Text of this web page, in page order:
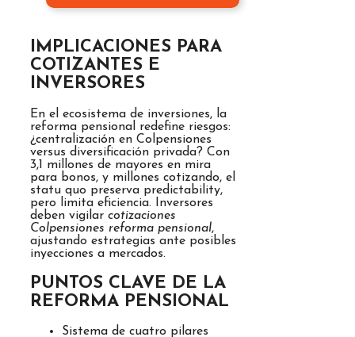
IMPLICACIONES PARA
COTIZANTES E
INVERSORES
En el ecosistema de inversiones, la
reforma pensional redefine riesgos:
¿centralización en Colpensiones
versus diversificación privada? Con
3,1 millones de mayores en mira
para bonos, y millones cotizando, el
statu quo preserva predictability,
pero limita eficiencia. Inversores
deben vigilar cotizaciones
Colpensiones reforma pensional,
ajustando estrategias ante posibles
inyecciones a mercados.
PUNTOS CLAVE DE LA
REFORMA PENSIONAL
Sistema de cuatro pilares